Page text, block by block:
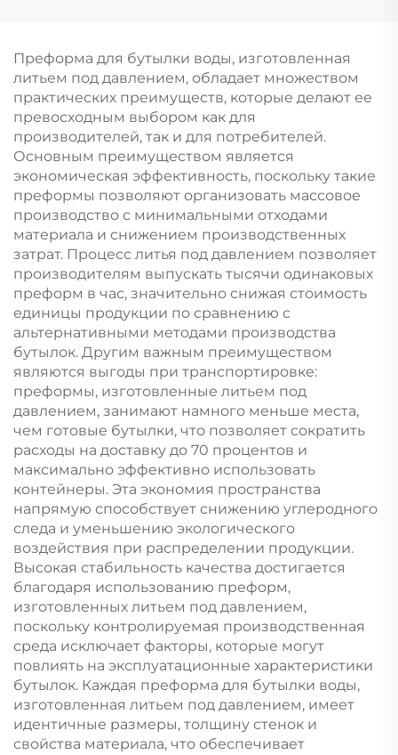
пластиковые крышки
с защитой от
вскрытия, оптовая
продажа крышек 5
галлонов
водой, поставки
напрямую от
производителя
Преформа для бутылки воды, изготовленная
литьем под давлением, обладает множеством
практических преимуществ, которые делают ее
превосходным выбором как для
производителей, так и для потребителей.
Основным преимуществом является
экономическая эффективность, поскольку такие
преформы позволяют организовать массовое
производство с минимальными отходами
материала и снижением производственных
затрат. Процесс литья под давлением позволяет
производителям выпускать тысячи одинаковых
преформ в час, значительно снижая стоимость
единицы продукции по сравнению с
альтернативными методами производства
бутылок. Другим важным преимуществом
являются выгоды при транспортировке:
преформы, изготовленные литьем под
давлением, занимают намного меньше места,
чем готовые бутылки, что позволяет сократить
расходы на доставку до 70 процентов и
максимально эффективно использовать
контейнеры. Эта экономия пространства
напрямую способствует снижению углеродного
следа и уменьшению экологического
воздействия при распределении продукции.
Высокая стабильность качества достигается
благодаря использованию преформ,
изготовленных литьем под давлением,
поскольку контролируемая производственная
среда исключает факторы, которые могут
повлиять на эксплуатационные характеристики
бутылок. Каждая преформа для бутылки воды,
изготовленная литьем под давлением, имеет
идентичные размеры, толщину стенок и
свойства материала, что обеспечивает